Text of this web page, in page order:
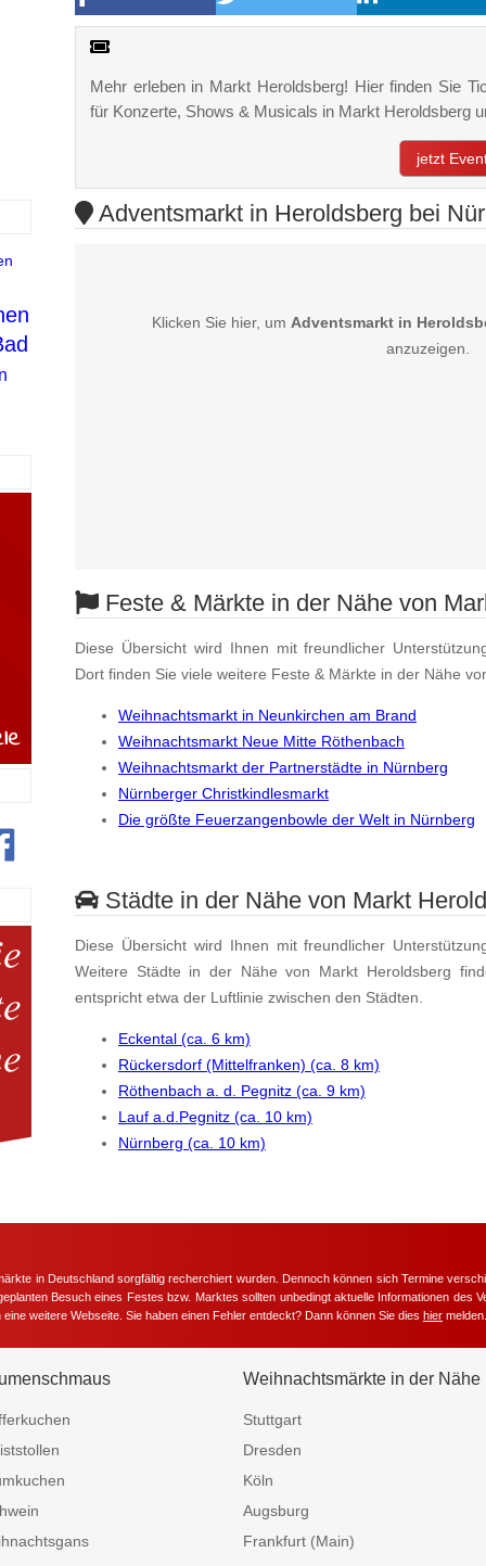
Mehr erleben in Markt Heroldsberg! Hier finden Sie
für Konzerte, Shows & Musicals in Markt Heroldsberg
jetzt
Adventsmarkt in Heroldsberg bei
Klicken Sie hier, um Adventsmarkt in
anzuzeigen.
Feste & Märkte in der Nähe von
Diese Übersicht wird Ihnen mit freundlicher
Dort finden Sie viele weitere Feste & Märkte in der Nähe
Weihnachtsmarkt in Neunkirchen am Brand
Weihnachtsmarkt Neue Mitte Röthenbach
Weihnachtsmarkt der Partnerstädte in Nürnberg
Nürnberger Christkindlesmarkt
Die größte Feuerzangenbowle der Welt in Nürnberg
Städte in der Nähe von Markt
Diese Übersicht wird Ihnen mit freundlicher
Weitere Städte in der Nähe von Markt Heroldsberg
entspricht etwa der Luftlinie zwischen den Städten.
Eckental (ca. 6 km)
Rückersdorf (Mittelfranken) (ca. 8 km)
Röthenbach a. d. Pegnitz (ca. 9 km)
Lauf a.d.Pegnitz (ca. 10 km)
Nürnberg (ca. 10 km)
in Deutschland sorgfältig recherchiert wurden. Dennoch können sich Termine
Besuch eines Festes bzw. Marktes sollten unbedingt aktuelle Informationen des
weitere Webseite. Sie haben einen Fehler entdeckt? Dann können Sie dies hier melden.
Weihnachtsmärkte in der Nähe
Stuttgart
Dresden
Köln
Augsburg
Frankfurt (Main)